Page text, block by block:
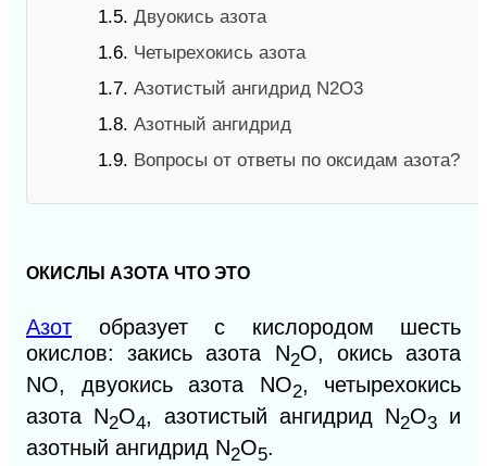
1.5. Двуокись азота
1.6. Четырехокись азота
1.7. Азотистый ангидрид N2O3
1.8. Азотный ангидрид
1.9. Вопросы от ответы по оксидам азота?
ОКИСЛЫ АЗОТА ЧТО ЭТО
Азот образует с кислородом шесть
окислов: закись азота N2O, окись азота
NO, двуокись азота NO2, четырехокись
азота N2O4, азотистый ангидрид N2O3
и
азотный ангидрид N2O5.